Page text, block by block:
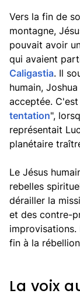
Vers la fin de
montagne,
pouvait avoir
qui avaient
Caligastia. Il
humain,
acceptée.
tentation",
représentait
planétaire
Le Jésus
rebelles
dérailler la
et des contre-
fin à la
La voix